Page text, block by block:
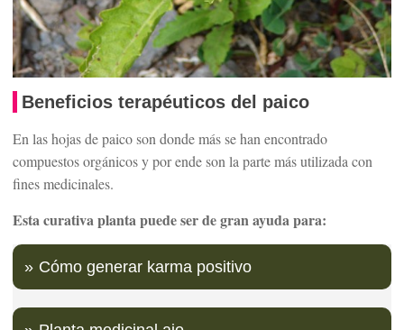
Beneficios terapéuticos del paico
En las hojas de paico son donde más se han encontrado
compuestos orgánicos y por ende son la parte más utilizada con
fines medicinales.
Esta curativa planta puede ser de gran ayuda para:
Cómo generar karma positivo